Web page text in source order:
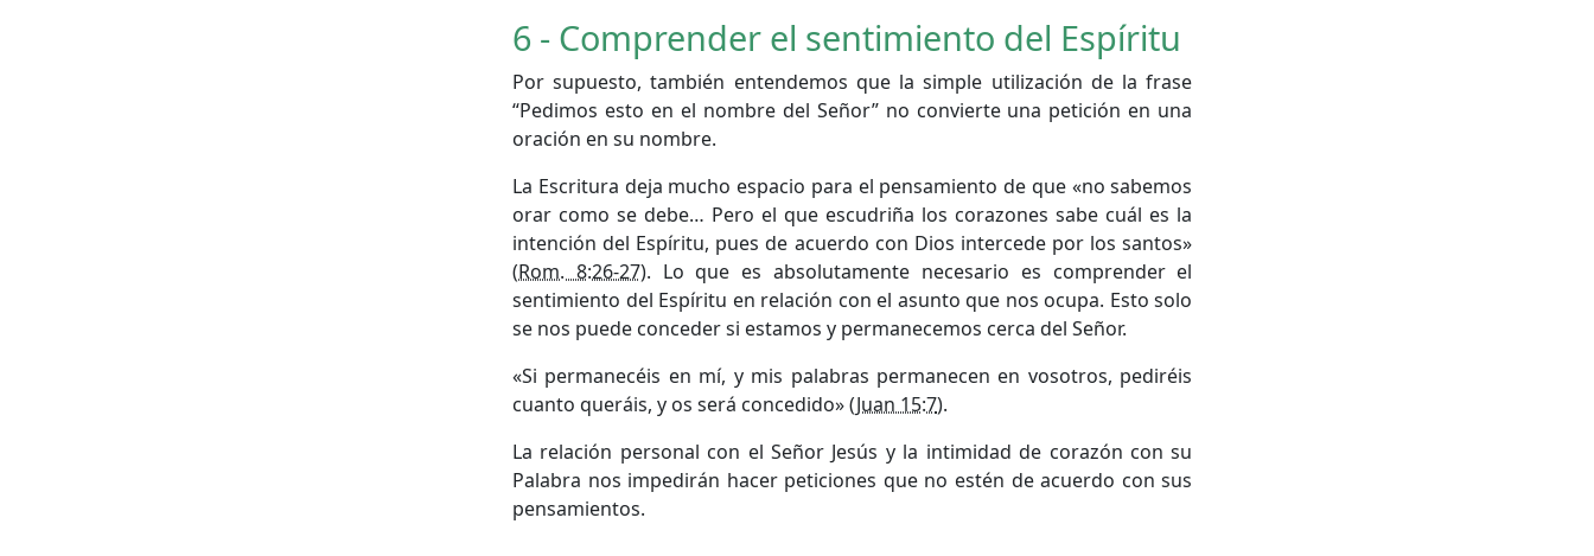
6 - Comprender el sentimiento del Espíritu
Por supuesto, también entendemos que la simple utilización de la frase
“Pedimos esto en el nombre del Señor” no convierte una petición en una
oración en su nombre.
La Escritura deja mucho espacio para el pensamiento de que «no sabemos
orar como se debe… Pero el que escudriña los corazones sabe cuál es la
intención del Espíritu, pues de acuerdo con Dios intercede por los santos»
(Rom. 8:26-27). Lo que es absolutamente necesario es comprender el
sentimiento del Espíritu en relación con el asunto que nos ocupa. Esto solo
se nos puede conceder si estamos y permanecemos cerca del Señor.
«Si permanecéis en mí, y mis palabras permanecen en vosotros, pediréis
cuanto queráis, y os será concedido» (Juan 15:7).
La relación personal con el Señor Jesús y la intimidad de corazón con su
Palabra nos impedirán hacer peticiones que no estén de acuerdo con sus
pensamientos.